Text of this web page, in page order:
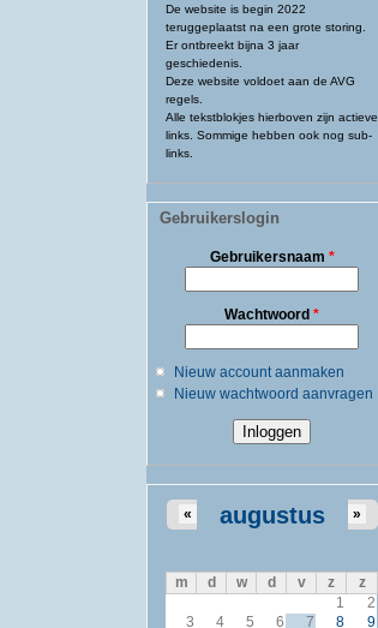
De website is begin 2022
teruggeplaatst na een grote storing.
Er ontbreekt bijna 3 jaar
geschiedenis.
Deze website voldoet aan de AVG
regels.
Alle tekstblokjes hierboven zijn actieve
links. Sommige hebben ook nog sub-
links.
Gebruikerslogin
Gebruikersnaam *
Wachtwoord *
Nieuw account aanmaken
Nieuw wachtwoord aanvragen
augustus
« »
m d w d v z
z
1
2
3
4 5 6 7 8
9